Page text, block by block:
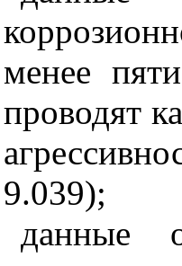
менее
проводят
9.039);
данные